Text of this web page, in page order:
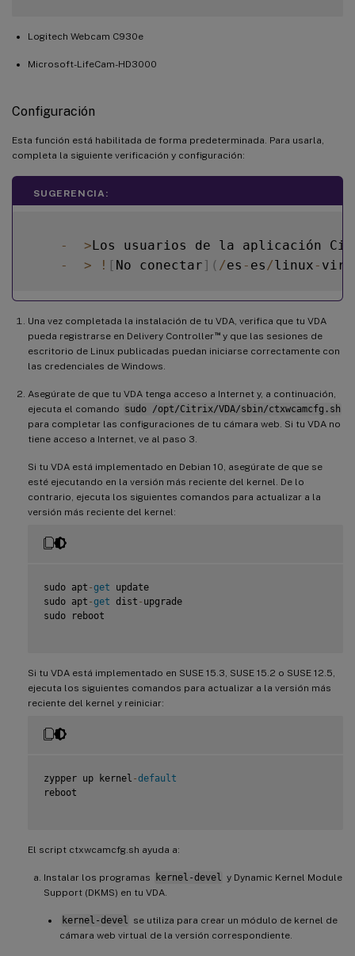
Logitech Webcam C930e
Microsoft-LifeCam-HD3000
Configuración
Esta función está habilitada de forma predeterminada. Para usarla,
completa la siguiente verificación y configuración:
SUGERENCIA:
- >Los usuarios de la aplicación
-
> ! [ No conectar ] ( /es - es /linux -
Una vez completada la instalación de tu VDA, verifica que tu VDA
pueda registrarse en Delivery Controller™y que las sesiones de
escritorio de Linux publicadas puedan iniciarse correctamente con
las credenciales de Windows.
Asegúrate de que tu VDA tenga acceso a Internet y, a continuación,
ejecuta el comando sudo /opt/Citrix/VDA/sbin/ctxwcamcfg.sh
para completar las configuraciones de tu cámara web. Si tu VDA no
tiene acceso a Internet, ve al paso 3.
Si tu VDA está implementado en Debian 10, asegúrate de que se
esté ejecutando en la versión más reciente del kernel. De lo
contrario, ejecuta los siguientes comandos para actualizar a la
versión más reciente del kernel:
sudo apt -get update
sudo apt -get dist - upgrade
sudo reboot
Si tu VDA está implementado en SUSE 15.3, SUSE 15.2 o SUSE 12.5,
ejecuta los siguientes comandos para actualizar a la versión más
reciente del kernel y reiniciar:
zypper up kernel -default
reboot
El script ctxwcamcfg.sh ayuda a:
Instalar los programas kernel-devel
y Dynamic Kernel Module
Support (DKMS) en tu VDA.
kernel-devel
se utiliza para crear un módulo de kernel de
cámara web virtual de la versión correspondiente.